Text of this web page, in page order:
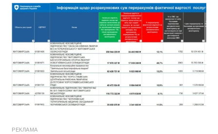
РЕКЛАМА